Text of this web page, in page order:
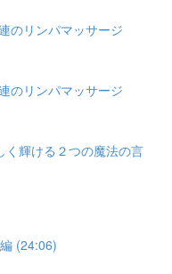
のリンパマッサージ
のリンパマッサージ
く輝ける２つの魔法の言
(24:06)